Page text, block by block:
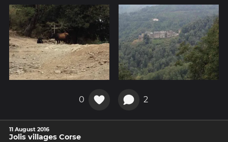
0 2
11 August 2016
Jolis villages Corse